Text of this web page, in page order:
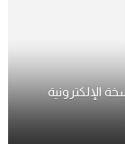
الإلكترونية